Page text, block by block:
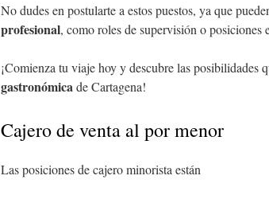
No dudes en postularte a estos puestos, ya que
profesional, como roles de supervisión o posiciones
¡Comienza tu viaje hoy y descubre las posibilidades
gastronómicade Cartagena!
Cajero de venta al por menor
Las posiciones de cajero minorista están